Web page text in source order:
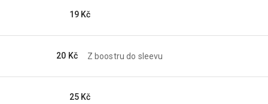
19 Kč
20 Kč Z boostru do sleevu
25 Kč